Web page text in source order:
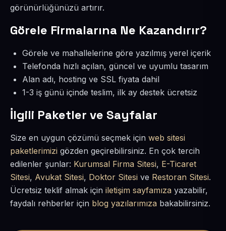
görünürlüğünüzü artırır.
Görele Firmalarına Ne Kazandırır?
Görele ve mahallelerine göre yazılmış yerel içerik
Telefonda hızlı açılan, güncel ve uyumlu tasarım
Alan adı, hosting ve SSL fiyata dahil
1-3 iş günü içinde teslim, ilk ay destek ücretsiz
İlgili Paketler ve Sayfalar
Size en uygun çözümü seçmek için web sitesi
paketlerimizi gözden geçirebilirsiniz. En çok tercih
edilenler şunlar: Kurumsal Firma Sitesi, E-Ticaret
Sitesi, Avukat Sitesi, Doktor Sitesi ve Restoran Sitesi.
Ücretsiz teklif almak için iletişim sayfamıza yazabilir,
faydalı rehberler için blog yazılarımıza bakabilirsiniz.